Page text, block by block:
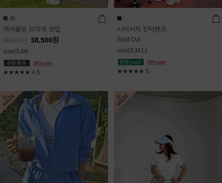
에어쿨링 브이넥 셋업
55,000 38,500원
size(S,M)
★★★★★ 4.5
시어서커 핀턱팬츠
Sold Out
size(S,M,L)
★★★★★ 5